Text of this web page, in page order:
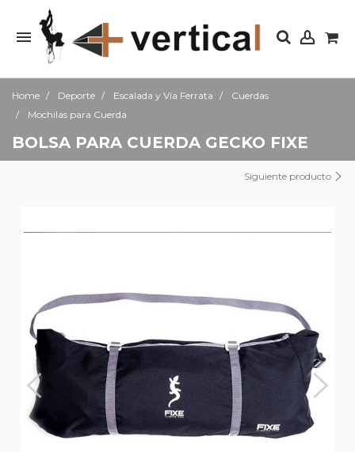
Home Deporte Escalada y Vía Ferrata
Cuerdas
Mochilas para Cuerda
BOLSA PARA CUERDA GECKO FIXE
Siguiente producto